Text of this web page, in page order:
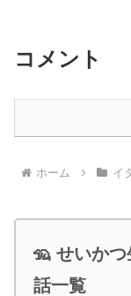
コメント
ホーム イ
🦡 せいか
話一覧